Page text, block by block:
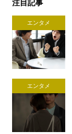
注目記事
エンタメ
エンタメ